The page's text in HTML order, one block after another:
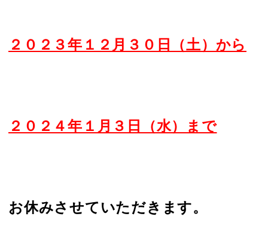
２０２３年１２月３０日（土）から
２０２４年１月３日（水）まで
お休みさせていただきます。